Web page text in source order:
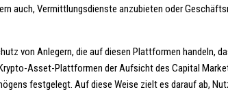
auch, Vermittlungsdienste anzubieten oder
von Anlegern, die auf diesen Plattformen handeln,
Asset-Plattformen der Aufsicht des Capital
festgelegt. Auf diese Weise zielt es darauf ab,